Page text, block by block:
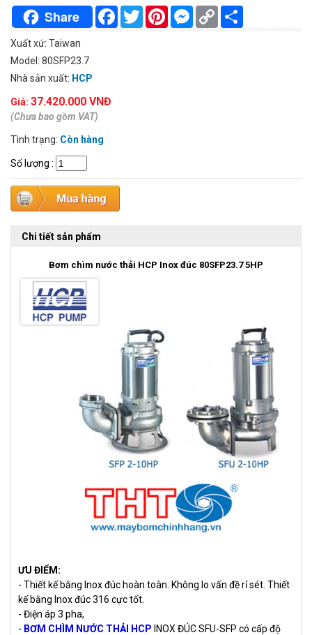
Share FacebookTwitterPinterestMessenger
Copy
Link
Xuất xứ: Taiwan
Model: 80SFP23.7
Nhà sản xuất: HCP
Giá: 37.420.000 VNĐ
(Chưa bao gồm VAT)
Tình trạng: Còn hàng
Số lượng :
Chi tiết sản phẩm
Bơm chìm nước thải HCP Inox đúc 80SFP23.7 5HP
ƯU ĐIỂM:
- Thiết kế bằng Inox đúc hoàn toàn. Không lo vấn đề rỉ sét. Thiết
kế bằng Inox đúc 316 cực tốt.
- Điện áp 3 pha,
- BƠM CHÌM NƯỚC THẢI HCP INOX ĐÚC SFU-SFP có cấp độ